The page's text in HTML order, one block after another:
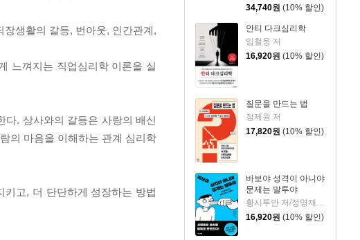
34,740원 (10% 할인)
안티 다크심리학
임철웅 저
16,920원 (10% 할인)
질문을 만드는 법
정제원 저
17,820원 (10% 할인)
바보야 성격이 아니야
문제는 말투야
16,920원 (10% 할인)
생활의 갈등, 번아웃, 인간관계,
느껴지는 직업심리학 이론을 실
. 상사와의 갈등은 사랑의 배신
의 마음을 이해하는 관계 심리학
고, 더 단단하게 성장하는 방법